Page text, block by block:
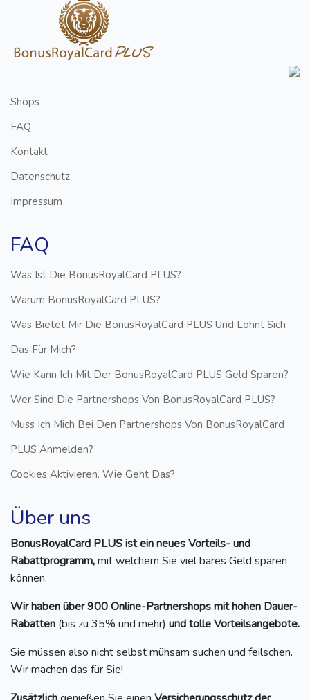
Shops
FAQ
Kontakt
Datenschutz
Impressum
FAQ
Was Ist Die BonusRoyalCard PLUS?
Warum BonusRoyalCard PLUS?
Was Bietet Mir Die BonusRoyalCard PLUS Und Lohnt Sich
Das Für Mich?
Wie Kann Ich Mit Der BonusRoyalCard PLUS Geld Sparen?
Wer Sind Die Partnershops Von BonusRoyalCard PLUS?
Muss Ich Mich Bei Den Partnershops Von BonusRoyalCard
PLUS Anmelden?
Cookies Aktivieren. Wie Geht Das?
Über uns
BonusRoyalCard PLUS ist ein neues Vorteils- und
Rabattprogramm,mit welchem Sie viel bares Geld sparen
können.
Wir haben über 900 Online-Partnershops mit hohen Dauer-
Rabatten (bis zu 35% und mehr) und tolle Vorteilsangebote.
Sie müssen also nicht selbst mühsam suchen und feilschen.
Wir machen das für Sie!